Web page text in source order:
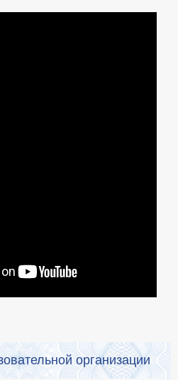
организации